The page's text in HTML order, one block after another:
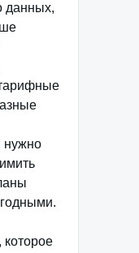
данных,
нужно
которое